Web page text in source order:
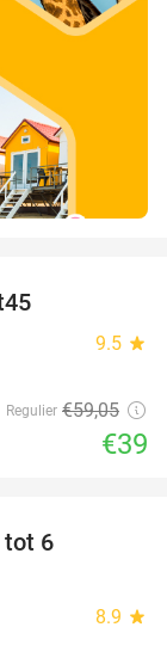
9.5 star
Regulier €59,05
€39
tot 6
8.9 star